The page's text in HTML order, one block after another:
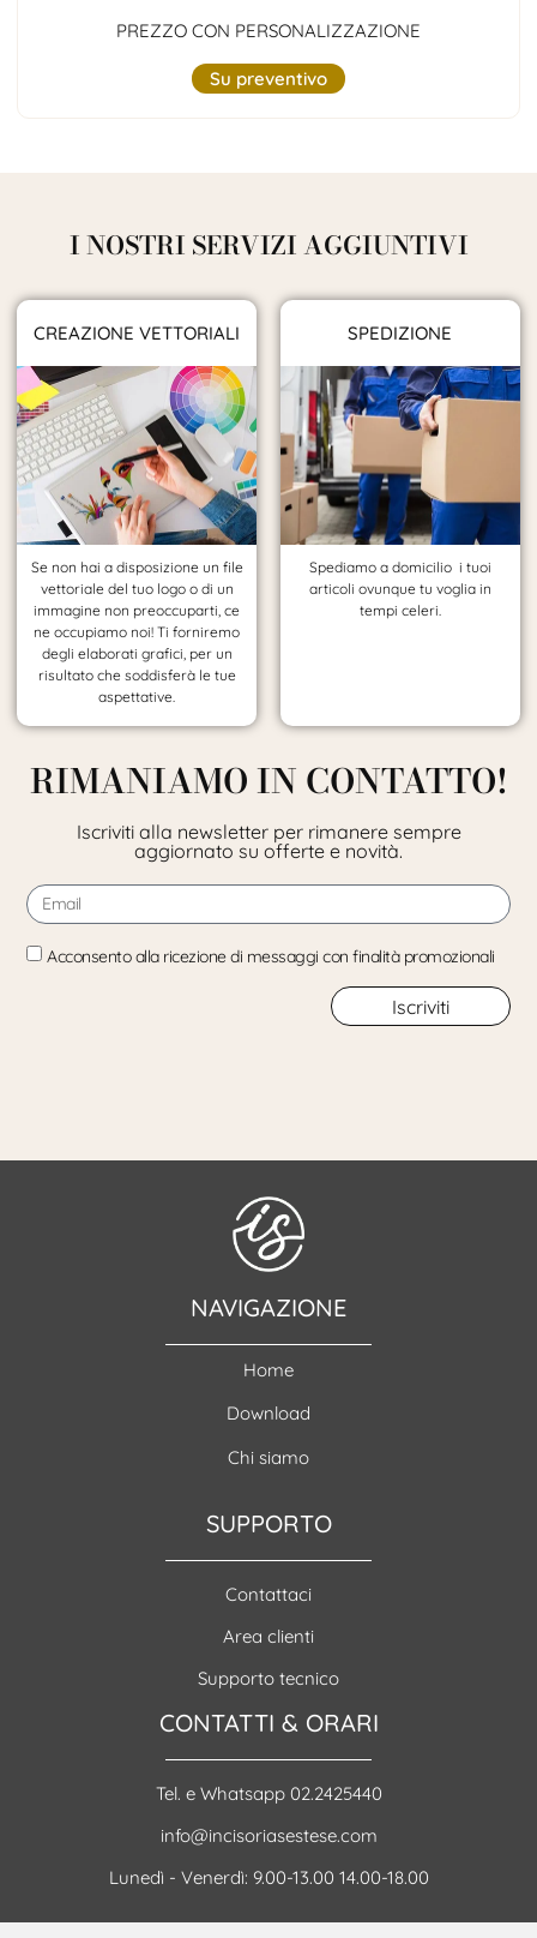
PREZZO CON PERSONALIZZAZIONE
Su preventivo
I NOSTRI SERVIZI AGGIUNTIVI
CREAZIONE VETTORIALI
Se non hai a disposizione un file
vettoriale del tuo logo o di un
immagine non preoccuparti, ce
ne occupiamo noi! Ti forniremo
degli elaborati grafici, per un
risultato che soddisferà le tue
aspettative.
SPEDIZIONE
Spediamo a domicilio i tuoi
articoli ovunque tu voglia in
tempi celeri.
RIMANIAMO IN CONTATTO!
Iscriviti alla newsletter per rimanere sempre
aggiornato su offerte e novità.
Acconsento alla ricezione di messaggi con finalità promozionali
Iscriviti
NAVIGAZIONE
Home
Download
Chi siamo
SUPPORTO
Contattaci
Area clienti
Supporto tecnico
CONTATTI & ORARI
Tel. e Whatsapp 02.2425440
info@incisoriasestese.com
Lunedì - Venerdì: 9.00-13.00 14.00-18.00